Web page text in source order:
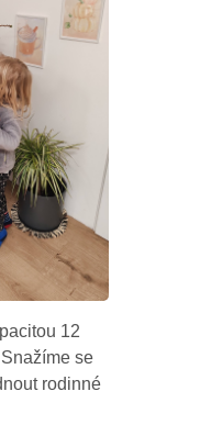
12
se
rodinné